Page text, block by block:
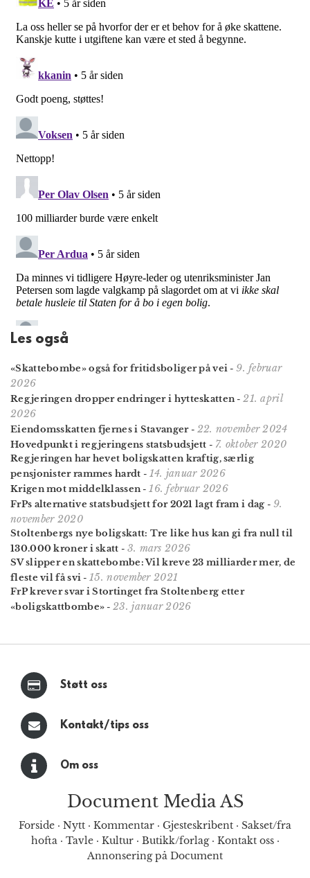
Les også
«Skattebombe» også for fritids­boliger på vei -9. februar
2026
Regjeringen dropper endringer i hytteskatten-21. april
2026
Eiendomsskatten fjernes i Stavanger- 22. november 2024
Hovedpunkt i regjeringens statsbudsjett - 7. oktober 2020
Regjeringen har hevet boligskatten kraftig, særlig
pensjonister rammes hardt - 14. januar 2026
Krigen mot middelklassen-16. februar 2026
FrPs alternative stats­budsjett for 2021 lagt fram i dag - 9.
november 2020
Stoltenbergs nye boligskatt: Tre like hus kan gi fra null til
130.000 kroner i skatt - 3. mars 2026
SV slipper en skattebombe: Vil kreve 23 milliarder mer, de
fleste vil få svi -15. november 2021
FrP krever svar i Stortinget fra Stoltenberg etter
«boligskattbombe» -23. januar 2026
Støtt oss
Kontakt/tips oss
Om oss
Document Media AS
Forside · Nytt · Kommentar · Gjesteskribent · Sakset/fra
hofta· Tavle· Kultur· Butikk/forlag· Kontakt oss·
Annonsering på Document